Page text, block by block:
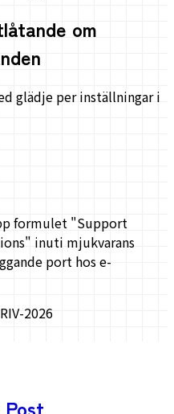
om
glädje per inställningar i
formulet "Support
inuti mjukvarans
port hos e-
2026